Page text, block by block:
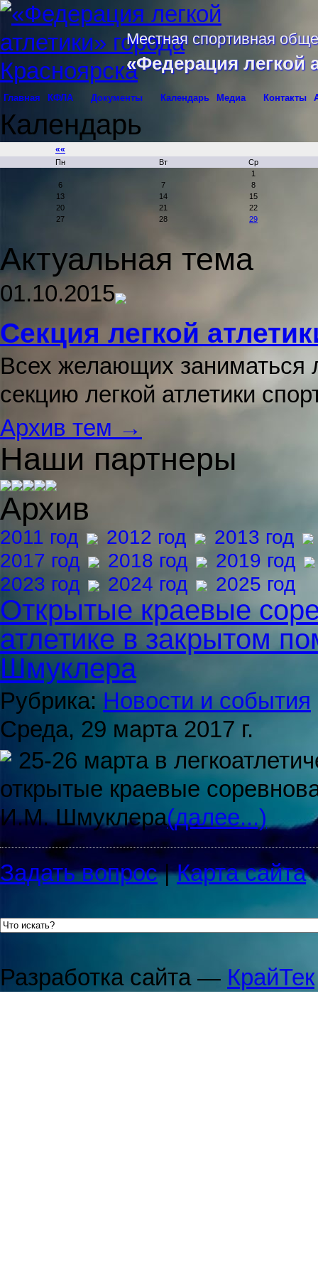
Местная спортивная
«Федерация легкой
Главная КФЛА Документы Календарь Медиа Контакты
Календарь
««
Пн Вт
Ср
1
6
7
8
13
14
15
20
21
22
27
28 29
Актуальная тема
01.10.2015
Секция легкой
Всех желающих заниматься
секцию легкой атлетики
Архив тем →
Наши партнеры
Архив
2011 год 2012 год
2013 год
2017 год
2018 год
2019 год
2023 год
2024 год 2025 год
Открытые краевые
атлетике в закрытом
Шмуклера
Рубрика: Новости и события
Среда, 29 марта 2017 г.
25-26 марта в
открытые краевые
И.М. Шмуклера(далее...)
Задать вопрос|Карта сайта
Разработка сайта — КрайТек